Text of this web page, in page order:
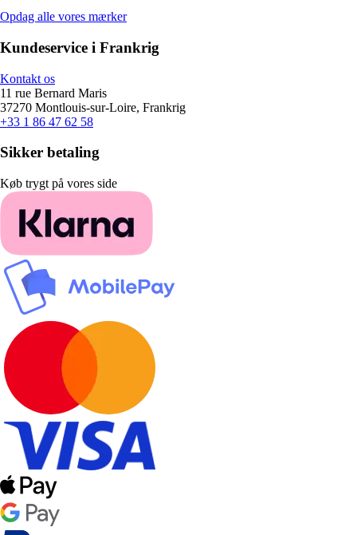
Opdag alle vores mærker
Kundeservice i Frankrig
Kontakt os
11 rue Bernard Maris
37270 Montlouis-sur-Loire, Frankrig
+33 1 86 47 62 58
Sikker betaling
Køb trygt på vores side